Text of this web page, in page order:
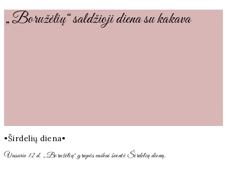
„Boružėlių“ saldžioji diena su kakava
•Širdelių diena•
Vasario 12 d. „Boružėlių“ grupės vaikai šventė Širdelių dieną.